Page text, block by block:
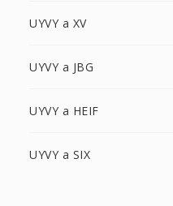
UYVY a XV
UYVY a JBG
UYVY a HEIF
UYVY a SIX